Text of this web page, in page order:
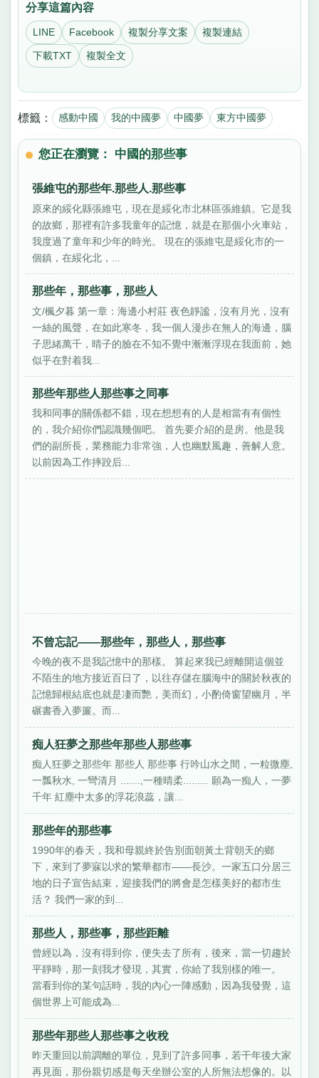
分享這篇內容
LINE Facebook 複製分享文案 複製連結
下載TXT 複製全文
標籤： 感動中國 我的中國夢 中國夢 東方中國夢
您正在瀏覽： 中國的那些事
張維屯的那些年.那些人.那些事
原來的綏化縣張維屯，現在是綏化市北林區張維鎮。它是我
的故鄉，那裡有許多我童年的記憶，就是在那個小火車站，
我度過了童年和少年的時光。 現在的張維屯是綏化市的一
個鎮，在綏化北，...
那些年，那些事，那些人
文/楓夕暮 第一章：海邊小村莊 夜色靜謐，沒有月光，沒有
一絲的風聲，在如此寒冬，我一個人漫步在無人的海邊，腦
子思緒萬千，晴子的臉在不知不覺中漸漸浮現在我面前，她
似乎在對着我...
那些年那些人那些事之同事
我和同事的關係都不錯，現在想想有的人是相當有有個性
的，我介紹你們認識幾個吧。 首先要介紹的是房。他是我
們的副所長，業務能力非常強，人也幽默風趣，善解人意。
以前因為工作摔跤后...
不曾忘記——那些年，那些人，那些事
今晚的夜不是我記憶中的那樣。 算起來我已經離開這個並
不陌生的地方接近百日了，以往存儲在腦海中的關於秋夜的
記憶歸根結底也就是凄而艷，美而幻，小酌倚窗望幽月，半
碾書香入夢簾。而...
痴人狂夢之那些年那些人那些事
痴人狂夢之那些年 那些人 那些事 行吟山水之間，一粒微塵,
一瓢秋水, 一彎清月 .......,一種晴柔......... 願為一痴人，一夢
千年 紅塵中太多的浮花浪蕊，讓...
那些年的那些事
1990年的春天，我和母親終於告別面朝黃土背朝天的鄉
下，來到了夢寐以求的繁華都市——長沙。一家五口分居三
地的日子宣告結束，迎接我們的將會是怎樣美好的都市生
活？ 我們一家的到...
那些人，那些事，那些距離
曾經以為，沒有得到你，便失去了所有，後來，當一切趨於
平靜時，那一刻我才發現，其實，你給了我別樣的唯一。
當看到你的某句話時，我的內心一陣感動，因為我發覺，這
個世界上可能成為...
那些年那些人那些事之收稅
昨天重回以前調離的單位，見到了許多同事，若干年後大家
再見面，那份親切感是每天坐辦公室的人所無法想像的。以